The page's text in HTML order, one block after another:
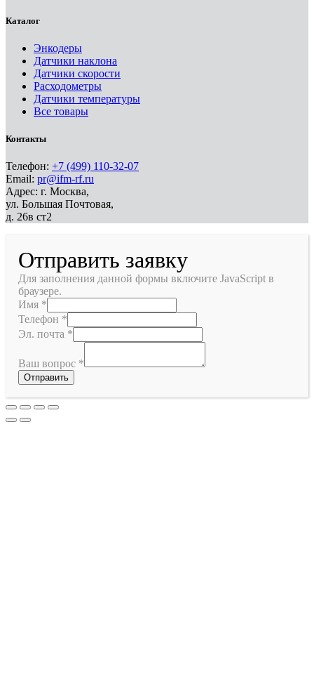
Каталог
Энкодеры
Датчики наклона
Датчики скорости
Расходометры
Датчики температуры
Все товары
Контакты
Телефон: +7 (499) 110-32-07
Email: pr@ifm-rf.ru
Адрес: г. Москва,
ул. Большая Почтовая,
д. 26в ст2
Отправить заявку
Для заполнения данной формы включите JavaScript в
браузере.
Имя *
Телефон *
Эл. почта *
Ваш вопрос *
Отправить